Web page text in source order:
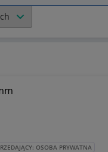
OSOBA PRYWATNA